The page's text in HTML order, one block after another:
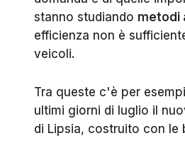
stanno studiando metodi
efficienza non è
veicoli.
Tra queste c'è per
ultimi giorni di luglio il
di Lipsia, costruito con le